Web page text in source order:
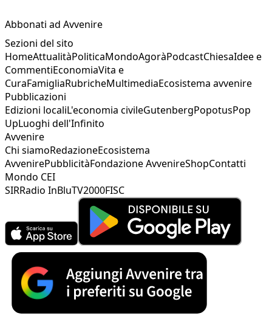
Abbonati ad Avvenire
Sezioni del sito
HomeAttualitàPoliticaMondoAgoràPodcastChiesaIdee e
CommentiEconomiaVita e
CuraFamigliaRubricheMultimediaEcosistema avvenire
Pubblicazioni
Edizioni localiL'economia civileGutenbergPopotusPop
UpLuoghi dell'Infinito
Avvenire
Chi siamoRedazioneEcosistema
AvvenirePubblicitàFondazione AvvenireShopContatti
Mondo CEI
SIRRadio InBluTV2000FISC